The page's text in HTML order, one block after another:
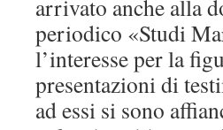
arrivato anche alla
periodico «Studi
l’interesse per la
presentazioni di
ad essi si sono